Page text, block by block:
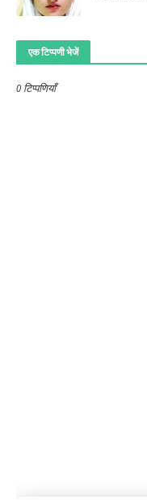
एक टिप्पणी भेजें
0 टिप्पणियाँ